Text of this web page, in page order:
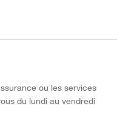
ou les services
du lundi au vendredi